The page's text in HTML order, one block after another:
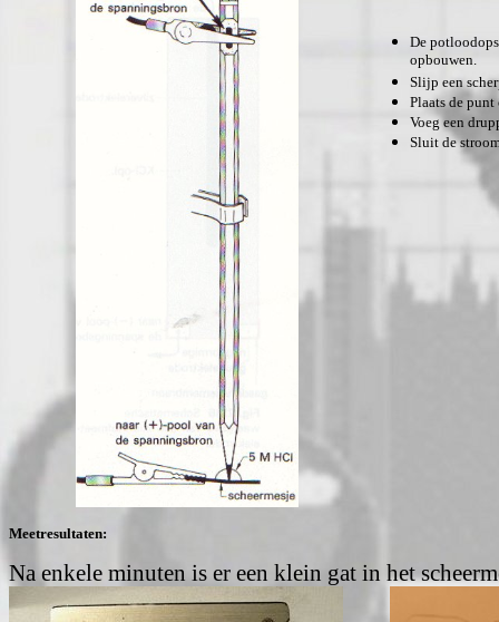
De
opbouwen.
Slijp een
Plaats de punt
Voeg een
Sluit de
Meetresultaten:
Na enkele minuten is er een klein gat in het